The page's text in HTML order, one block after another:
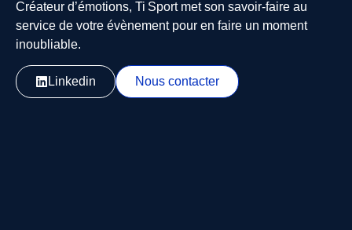
Créateur d’émotions, Ti Sport met son savoir-faire au
service de votre évènement pour en faire un moment
inoubliable.
Linkedin Nous contacter